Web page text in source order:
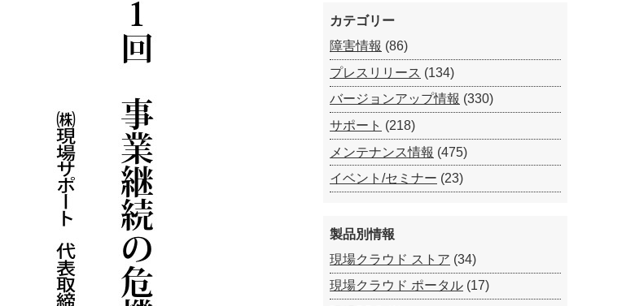
カテゴリー
障害情報 (86)
プレスリリース (134)
バージョンアップ情報 (330)
サポート (218)
メンテナンス情報 (475)
イベント/セミナー (23)
製品別情報
現場クラウド ストア (34)
現場クラウド ポータル (17)